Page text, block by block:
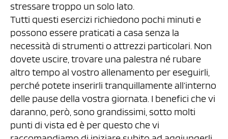
stressare troppo un solo lato.
Tutti questi esercizi richiedono pochi minuti e
possono essere praticati a casa senza la
necessità di strumenti o attrezzi particolari. Non
dovete uscire, trovare una palestra né rubare
altro tempo al vostro allenamento per eseguirli,
perché potete inserirli tranquillamente all’interno
delle pause della vostra giornata. I benefici che vi
daranno, però, sono grandissimi, sotto molti
punti di vista ed è per questo che vi